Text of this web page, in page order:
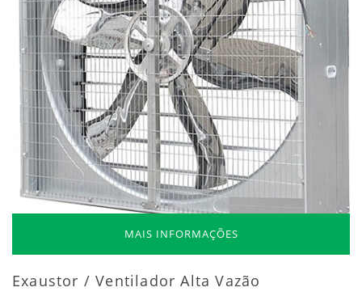
MAIS INFORMAÇÕES
Exaustor / Ventilador Alta Vazão